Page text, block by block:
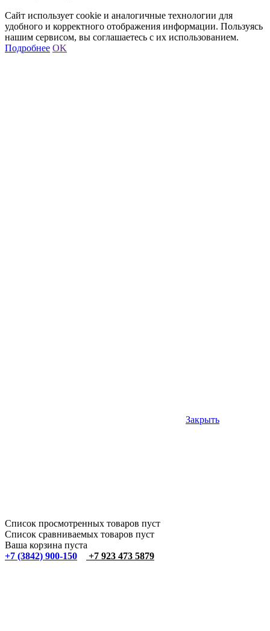
Сайт использует cookie и аналогичные технологии для
удобного и корректного отображения информации. Пользуясь
нашим сервисом, вы соглашаетесь с их использованием.
Подробнее OK
Закрыть
Список просмотренных товаров пуст
Список сравниваемых товаров пуст
Ваша корзина пуста
+7 (3842) 900-150
+7 923 473 5879